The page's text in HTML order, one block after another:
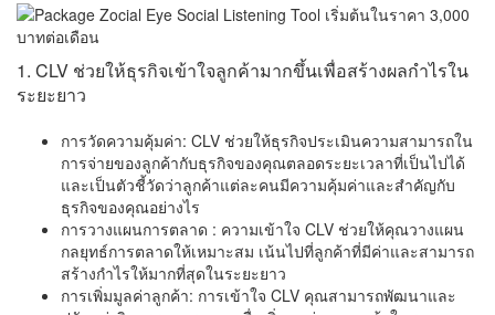
1. CLV ช่วยให้ธุรกิจเข้าใจลูกค้ามากขึ้นเพื่อสร้างผลกำไรใน
ระยะยาว
การวัดความคุ้มค่า: CLV ช่วยให้ธุรกิจประเมินความสามารถใน
การจ่ายของลูกค้ากับธุรกิจของคุณตลอดระยะเวลาที่เป็นไปได้
และเป็นตัวชี้วัดว่าลูกค้าแต่ละคนมีความคุ้มค่าและสำคัญกับ
ธุรกิจของคุณอย่างไร
การวางแผนการตลาด : ความเข้าใจ CLV ช่วยให้คุณวางแผน
กลยุทธ์การตลาดให้เหมาะสม เน้นไปที่ลูกค้าที่มีค่าและสามารถ
สร้างกำไรให้มากที่สุดในระยะยาว
การเพิ่มมูลค่าลูกค้า: การเข้าใจ CLV คุณสามารถพัฒนาและ